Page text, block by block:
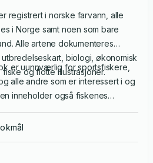
registrert i norske farvann, alle
i Norge samt noen som bare
Alle artene dokumenteres
biologi, økonomisk
og flotte illustrasjoner.
er uunnværlig for sportsfiskere,
alle andre som er interessert i og
inneholder også fiskenes
klassifisering, vandringer og mye